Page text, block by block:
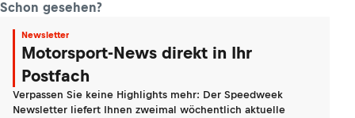
Schon gesehen?
Newsletter
Motorsport-News direkt in Ihr
Postfach
Verpassen Sie keine Highlights mehr: Der Speedweek
Newsletter liefert Ihnen zweimal wöchentlich aktuelle